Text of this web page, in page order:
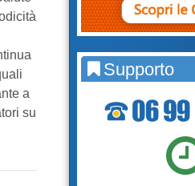
a
su
Supporto